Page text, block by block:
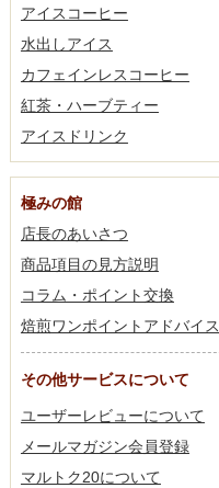
アイスコーヒー
水出しアイス
カフェインレスコーヒー
紅茶・ハーブティー
アイスドリンク
極みの館
店長のあいさつ
商品項目の見方説明
コラム・ポイント交換
焙煎ワンポイントアドバイス
その他サービスについて
ユーザーレビューについて
メールマガジン会員登録
マルトク20について